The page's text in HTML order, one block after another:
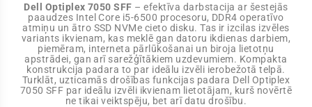
Dell Optiplex 7050 SFF – efektīva darbstacija ar šestejās
paaudzes Intel Core i5-6500 procesoru, DDR4 operatīvo
atmiņu un ātro SSD NVMe cieto disku. Tas ir izcilas izvēles
variants ikvienam, kas meklē gan datoru ikdienas darbiem,
piemēram, interneta pārlūkošanai un biroja lietotņu
apstrādei, gan arī sarežģītākiem uzdevumiem. Kompakta
konstrukcija padara to par ideālu izvēli ierobežotā telpā.
Turklāt, uzticamās drošības funkcijas padara Dell Optiplex
7050 SFF par ideālu izvēli ikvienam lietotājam, kurš novērtē
ne tikai veiktspēju, bet arī datu drošību.